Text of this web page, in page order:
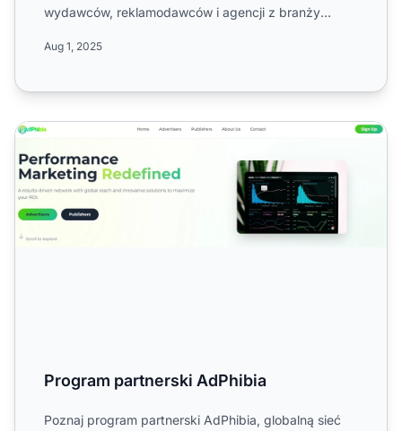
wydawców, reklamodawców i agencji z branży
Aug 1, 2025
Program partnerski AdPhibia
Program partnerski AdPhibia
Poznaj program partnerski AdPhibia, globalną sieć